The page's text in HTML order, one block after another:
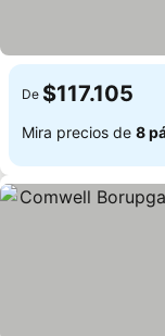
De $117.105
Mira precios de 8